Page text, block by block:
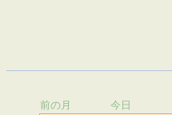
前の月 今日